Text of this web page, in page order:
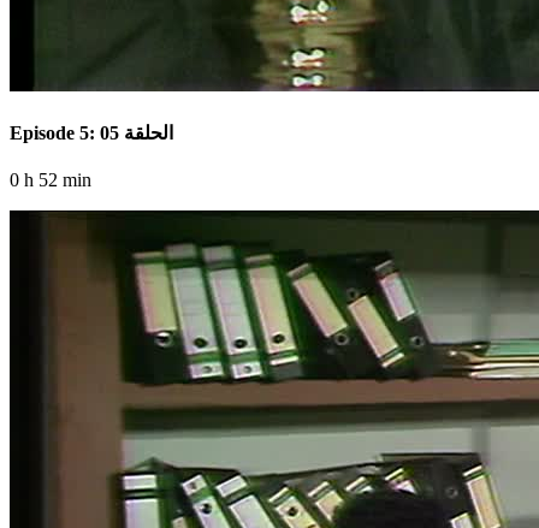
Episode 5: الحلقة 05
0 h 52 min